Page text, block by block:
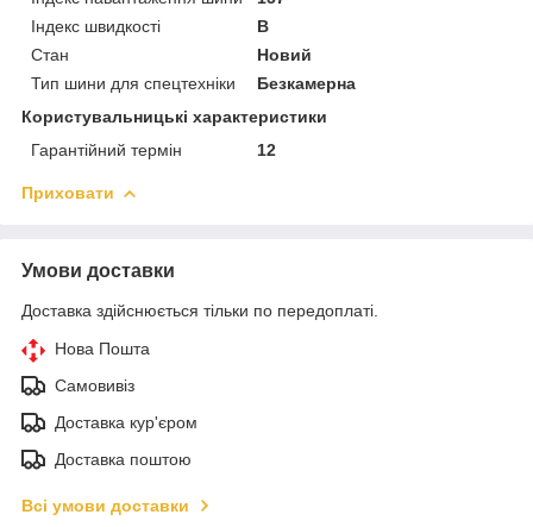
Індекс швидкості
B
Стан
Новий
Тип шини для спецтехніки
Безкамерна
Користувальницькі характеристики
Гарантійний термін
12
Приховати
Умови доставки
Доставка здійснюється тільки по передоплаті.
Нова Пошта
Самовивіз
Доставка кур'єром
Доставка поштою
Всі умови доставки